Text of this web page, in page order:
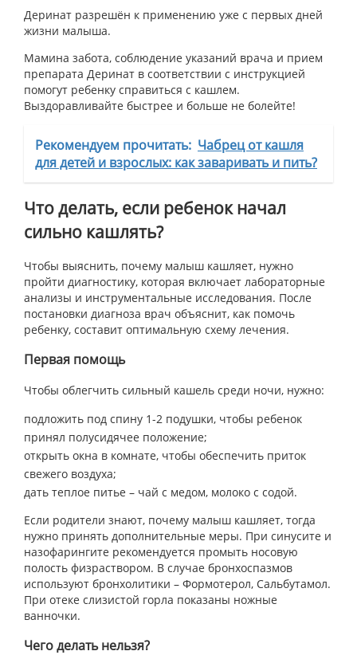
Деринат разрешён к применению уже с первых дней
жизни малыша.
Мамина забота, соблюдение указаний врача и прием
препарата Деринат в соответствии с инструкцией
помогут ребенку справиться с кашлем.
Выздоравливайте быстрее и больше не болейте!
Рекомендуем прочитать: Чабрец от кашля
для детей и взрослых: как заваривать и пить?
Что делать, если ребенок начал
сильно кашлять?
Чтобы выяснить, почему малыш кашляет, нужно
пройти диагностику, которая включает лабораторные
анализы и инструментальные исследования. После
постановки диагноза врач объяснит, как помочь
ребенку, составит оптимальную схему лечения.
Первая помощь
Чтобы облегчить сильный кашель среди ночи, нужно:
подложить под спину 1-2 подушки, чтобы ребенок
принял полусидячее положение;
открыть окна в комнате, чтобы обеспечить приток
свежего воздуха;
дать теплое питье – чай с медом, молоко с содой.
Если родители знают, почему малыш кашляет, тогда
нужно принять дополнительные меры. При синусите и
назофарингите рекомендуется промыть носовую
полость физраствором. В случае бронхоспазмов
используют бронхолитики – Формотерол, Сальбутамол.
При отеке слизистой горла показаны ножные
ванночки.
Чего делать нельзя?